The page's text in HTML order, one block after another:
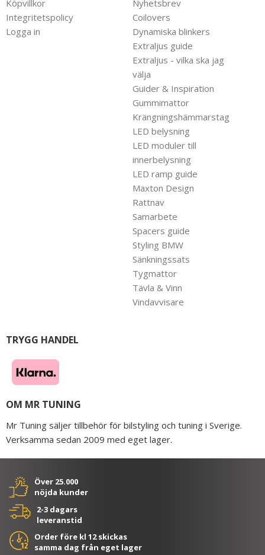
Köpvillkor
Integritetspolicy
Logga in
Nyhetsbrev
Coilovers
Dynamiska blinkers
Extraljus guide
Extraljus - vilka ska jag
välja
Guider & Inspiration
Gummimattor
Krängningshämmarstag
LED belysning
LED moduler till
innerbelysning
LED ramp guide
Maxton Design
Rattnav
Samarbete
Spacers guide
Styling BMW
Sänkningssats
Tygmattor
Tävla & Vinn
Vindavvisare
TRYGG HANDEL
OM MR TUNING
Mr Tuning säljer tillbehör för bilstyling och tuning i Sverige.
Verksamma sedan 2009 med eget lager.
Över 25.000
nöjda kunder
2-3 dagars
leveranstid
Order före kl 12 skickas
samma dag från eget lager